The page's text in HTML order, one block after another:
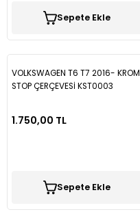
Sepete Ekle
VOLKSWAGEN T6 T7 2016- KROM
STOP ÇERÇEVESİ KST0003
1.750,00 TL
Sepete Ekle